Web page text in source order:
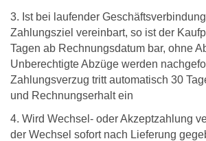
3. Ist bei laufender
Zahlungsziel vereinbart, so ist der
Tagen ab Rechnungsdatum bar, ohne
Unberechtigte Abzüge werden
Zahlungsverzug tritt automatisch 30
und Rechnungserhalt ein
4. Wird Wechsel- oder Akzeptzahlung
der Wechsel sofort nach Lieferung